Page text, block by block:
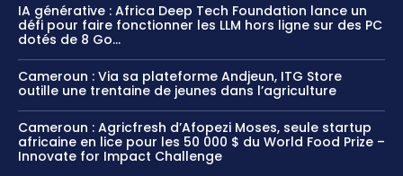
IA générative : Africa Deep Tech Foundation lance un
défi pour faire fonctionner les LLM hors ligne sur des PC
dotés de 8 Go...
Cameroun : Via sa plateforme Andjeun, ITG Store
outille une trentaine de jeunes dans l’agriculture
Cameroun : Agricfresh d’Afopezi Moses, seule startup
africaine en lice pour les 50 000 $ du World Food Prize –
Innovate for Impact Challenge